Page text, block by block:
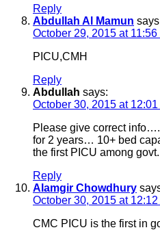
Reply
Abdullah Al Mamun
October 29, 2015 at 11:56
PICU,CMH
Reply
Abdullah says:
October 30, 2015 at 12:01
Please give correct
for 2 years… 10+ bed
the first PICU among
Reply
Alamgir Chowdhury
October 30, 2015 at 12:12
CMC PICU is the first in